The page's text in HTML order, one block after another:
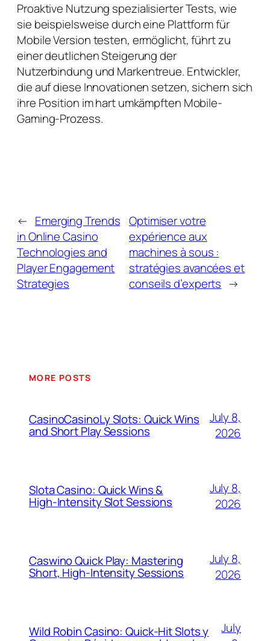
Proaktive Nutzung spezialisierter Tests, wie
sie beispielsweise durch eine Plattform für
Mobile Version testen, ermöglicht, führt zu
einer deutlichen Steigerung der
Nutzerbindung und Markentreue. Entwickler,
die auf diese Innovationen setzen, sichern sich
ihre Position im hart umkämpften Mobile-
Gaming-Prozess.
← Emerging Trends
in Online Casino
Technologies and
Player Engagement
Strategies
Optimiser votre
expérience aux
machines à sous :
stratégies avancées et
conseils d’experts →
MORE POSTS
CasinoCasinoLy Slots: Quick Wins
and Short Play Sessions
July 8,
2026
Slota Casino: Quick Wins &
High‑Intensity Slot Sessions
July 8,
2026
Caswino Quick Play: Mastering
Short, High‑Intensity Sessions
July 8,
2026
Wild Robin Casino: Quick‑Hit Slots y
July